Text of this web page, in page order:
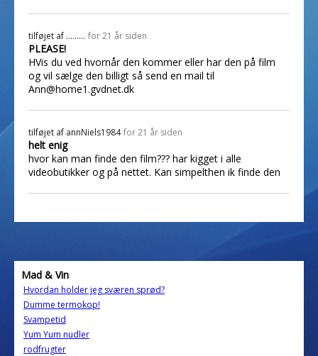
tilføjet af ......... for 21 år siden
PLEASE!
HVis du ved hvornår den kommer eller har den på film
og vil sælge den billigt så send en mail til
Ann@home1.gvdnet.dk
tilføjet af annNiels1984 for 21 år siden
helt enig
hvor kan man finde den film??? har kigget i alle
videobutikker og på nettet. Kan simpelthen ik finde den
Mad & Vin
Hvordan holder jeg sværen sprød?
Dumme termokop!
Svampetid
Yum Yum nudler
rodfrugter